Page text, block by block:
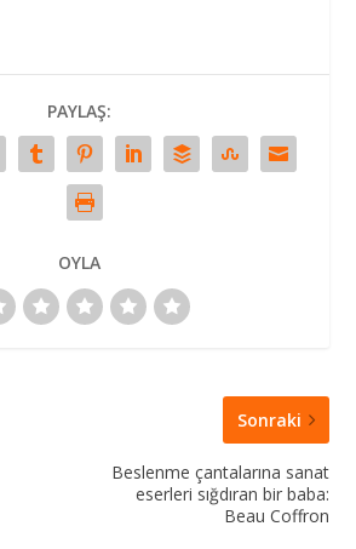
PAYLAŞ:
OYLA
Sonraki
Beslenme çantalarına sanat
eserleri sığdıran bir baba:
Beau Coffron